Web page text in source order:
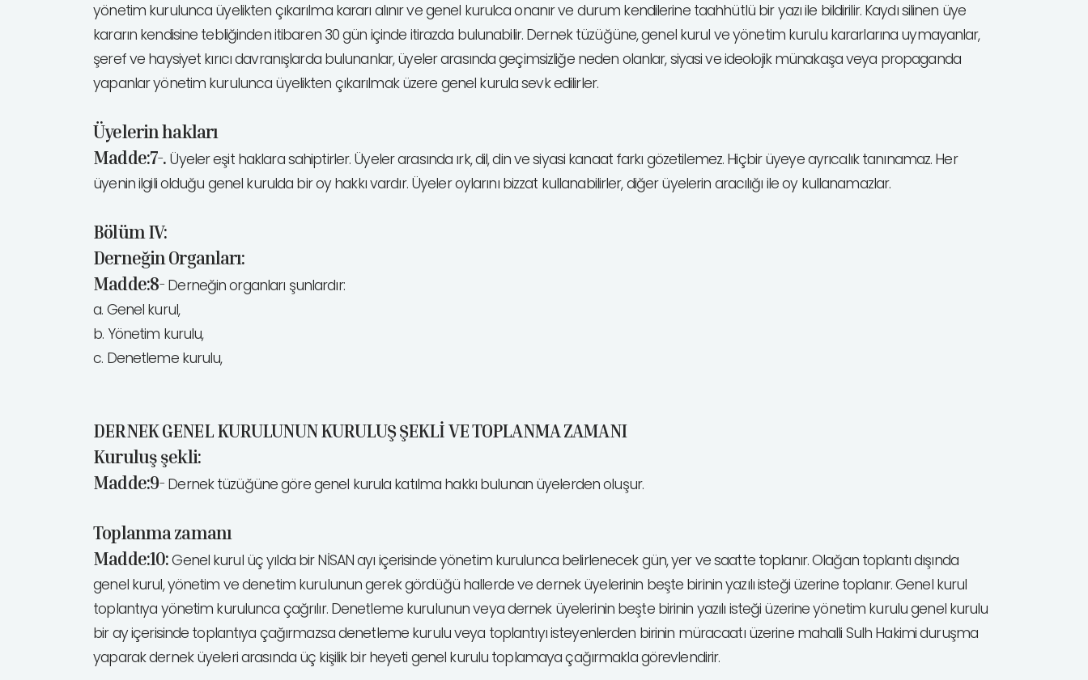
yönetim kurulunca üyelikten çıkarılma kararı alınır ve genel kurulca onanır ve durum kendilerine taahhütlü bir yazı ile bildirilir. Kaydı silinen üye
kararın kendisine tebliğinden itibaren 30 gün içinde itirazda bulunabilir. Dernek tüzüğüne, genel kurul ve yönetim kurulu kararlarına uymayanlar,
şeref ve haysiyet kırıcı davranışlarda bulunanlar, üyeler arasında geçimsizliğe neden olanlar, siyasi ve ideolojik münakaşa veya propaganda
yapanlar yönetim kurulunca üyelikten çıkarılmak üzere genel kurula sevk edilirler.
Üyelerin hakları
Madde:7-. Üyeler eşit haklara sahiptirler. Üyeler arasında ırk, dil, din ve siyasi kanaat farkı gözetilemez. Hiçbir üyeye ayrıcalık tanınamaz. Her
üyenin ilgili olduğu genel kurulda bir oy hakkı vardır. Üyeler oylarını bizzat kullanabilirler, diğer üyelerin aracılığı ile oy kullanamazlar.
Bölüm IV:
Derneğin Organları:
Madde:8- Derneğin organları şunlardır:
a. Genel kurul,
b. Yönetim kurulu,
c. Denetleme kurulu,
DERNEK GENEL KURULUNUN KURULUŞ ŞEKLİ VE TOPLANMA ZAMANI
Kuruluş şekli:
Madde:9- Dernek tüzüğüne göre genel kurula katılma hakkı bulunan üyelerden oluşur.
Toplanma zamanı
Madde:10:Genel kurul üç yılda bir NİSAN ayı içerisinde yönetim kurulunca belirlenecek gün, yer ve saatte toplanır. Olağan toplantı dışında
genel kurul, yönetim ve denetim kurulunun gerek gördüğü hallerde ve dernek üyelerinin beşte birinin yazılı isteği üzerine toplanır. Genel kurul
toplantıya yönetim kurulunca çağrılır. Denetleme kurulunun veya dernek üyelerinin beşte birinin yazılı isteği üzerine yönetim kurulu genel kurulu
bir ay içerisinde toplantıya çağırmazsa denetleme kurulu veya toplantıyı isteyenlerden birinin müracaatı üzerine mahalli Sulh Hakimi duruşma
yaparak dernek üyeleri arasında üç kişilik bir heyeti genel kurulu toplamaya çağırmakla görevlendirir.